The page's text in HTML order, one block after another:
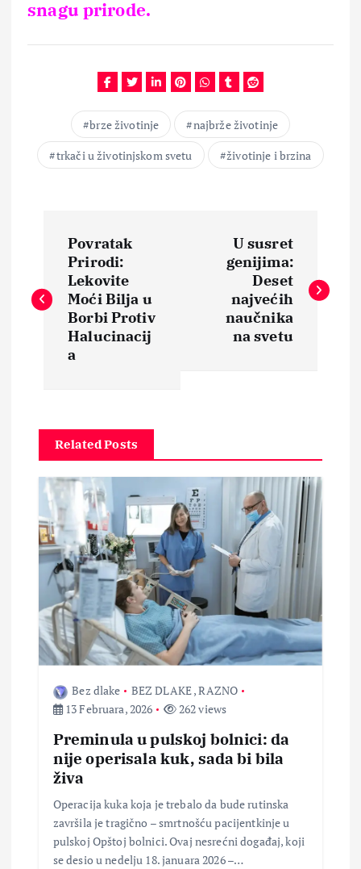
snagu prirode.
brze životinje
najbrže životinje
trkači u životinjskom svetu
životinje i brzina
v
a
c
č
Povratak
Prirodi:
Lekovite
Moći Bilja u
Borbi Protiv
Halucinacij
a
U susret
genijima:
Deset
najvećih
naučnika
na svetu
Related Posts
Bez dlake BEZ DLAKE,RAZNO
13 Februara, 2026
262 views
Preminula u pulskoj bolnici: da
nije operisala kuk, sada bi bila
živa
Operacija kuka koja je trebalo da bude rutinska
završila je tragično – smrtnošću pacijentkinje u
pulskoj Opštoj bolnici. Ovaj nesrećni događaj, koji
se desio u nedelju 18. januara 2026 –…